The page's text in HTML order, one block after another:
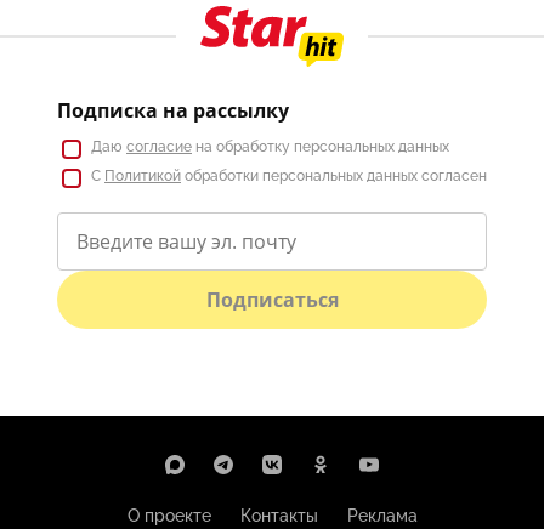
Подписка на рассылку
Даю согласие на обработку персональных данных
С Политикой обработки персональных данных согласен
Подписаться
О проекте Контакты
Реклама